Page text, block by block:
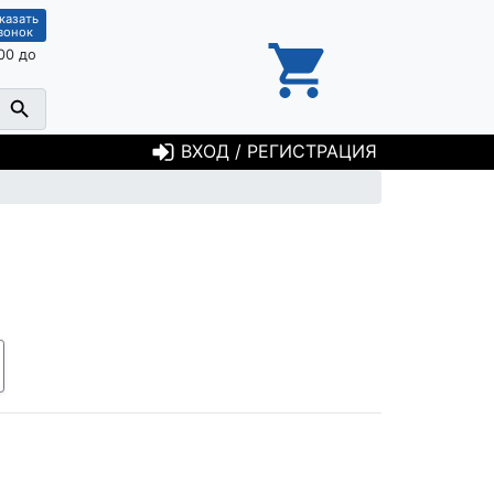
до
ВХОД / РЕГИСТРАЦИЯ